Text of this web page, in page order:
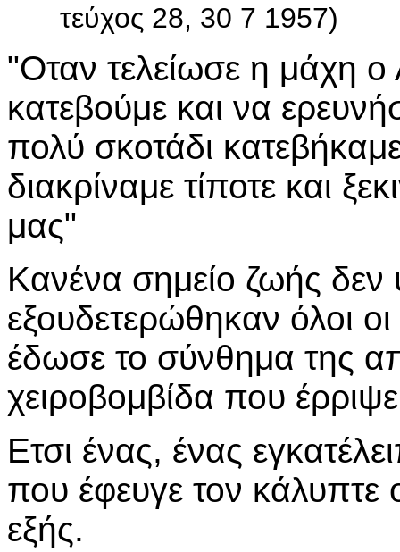
τεύχος 28, 30 7 1957)
"Οταν τελείωσε η μάχη ο
κατεβούμε και να
πολύ σκοτάδι
διακρίναμε τίποτε και
μας"
Κανένα σημείο ζωής δεν
εξουδετερώθηκαν όλοι οι
έδωσε το σύνθημα της
χειροβομβίδα που έρριψε
Ετσι ένας, ένας
που έφευγε τον κάλυπτε
εξής.